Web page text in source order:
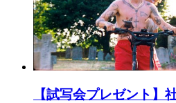
【試写会プレゼント】